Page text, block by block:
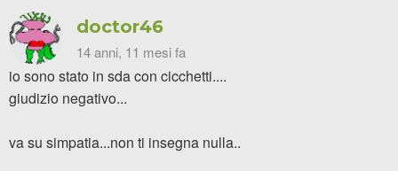
doctor46
14 anni, 11 mesi fa
io sono stato in sda con cicchetti....
giudizio negativo...
va su simpatia...non ti insegna nulla..